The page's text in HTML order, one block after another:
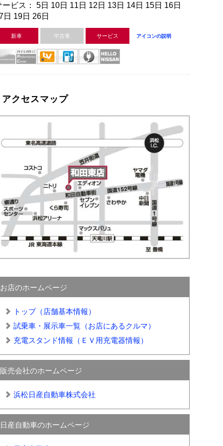
ービス： 5日 10日 11日 12日 13日 14日 15日 16日
日 19日 26日
新車 中古車 サービス アイコンの説明
アクセスマップ
お店のホームページ
トップ（店舗基本情報）
試乗車・展示車一覧（お店にあるクルマ）
充電スタンド情報（ＥＶ用充電器情報）
販売会社のホームページ
浜松日産自動車株式会社
日産自動車のホームページ